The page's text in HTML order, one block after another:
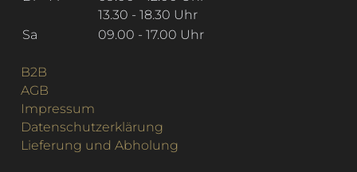
13.30 - 18.30 Uhr
Sa
09.00 - 17.00 Uhr
B2B
AGB
Impressum
Datenschutzerklärung
Lieferung und Abholung